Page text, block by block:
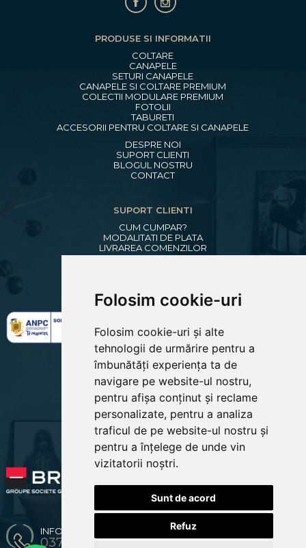
Folosim cookie-uri
Folosim cookie-uri și alte
tehnologii de urmărire pentru a
îmbunătăți experiența ta de
navigare pe website-ul nostru,
pentru afișa conținut și reclame
personalizate, pentru a analiza
traficul de pe website-ul nostru și
pentru a înțelege de unde vin
vizitatorii noștri.
Sunt de acord
Refuz
PRODUSE SI INFORMATII
COLTARE
CANAPELE
SETURI CANAPELE
CANAPELE SI COLTARE PREMIUM
COLECTII MODULARE PREMIUM
FOTOLII
TABURETI
ACCESORII PENTRU COLTARE SI CANAPELE
DESPRE NOI
SUPORT CLIENTI
BLOGUL NOSTRU
CONTACT
SUPORT CLIENTI
CUM CUMPAR?
MODALITATI DE PLATA
LIVRAREA COMENZILOR
TERMENI SI CONDITII
REGULAMENT BLACKFRIDAY
ESHOP
CREARE CONT NOU
LOGIN CLIENTI
RECUPERARE PAROLA
COSUL MEU
COMENZILE MELE
EDITARE PROFIL
PREFERINTE COOKIES
INFO & COMENZI
0371 904 216 / 0774670619